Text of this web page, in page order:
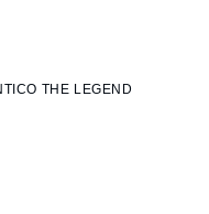
THE LEGEND